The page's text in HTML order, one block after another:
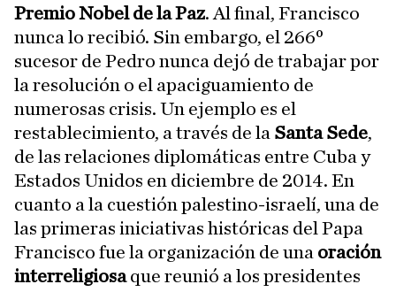
Premio Nobel de la Paz. Al final, Francisco
nunca lo recibió. Sin embargo, el 266º
sucesor de Pedro nunca dejó de trabajar por
la resolución o el apaciguamiento de
numerosas crisis. Un ejemplo es el
restablecimiento, a través de la Santa Sede,
de las relaciones diplomáticas entre Cuba y
Estados Unidos en diciembre de 2014. En
cuanto a la cuestión palestino-israelí, una de
las primeras iniciativas históricas del Papa
Francisco fue la organización de una oración
interreligiosaque reunió a los presidentes